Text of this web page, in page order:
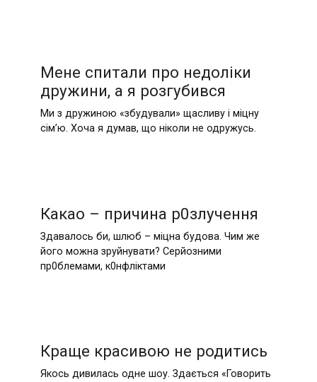
Мене спитали про недоліки
дружини, а я розгубився
Ми з дружиною «збудували» щасливу і міцну
сім’ю. Хоча я думав, що ніколи не одружусь.
Какао – причина р0злучення
Здавалось би, шлюб – міцна будова. Чим же
його можна зруйнувати? Серйозними
пр0блемами, к0нфліктами
Краще красивою не родитись
Якось дивилась одне шоу. Здається «Говорить